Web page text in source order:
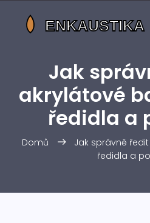
Jak
akrylátové
ředidla a
Domů
Jak správně
ředidla a